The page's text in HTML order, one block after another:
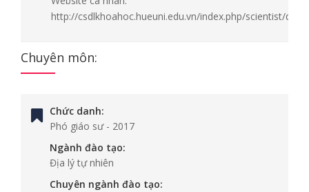
http://csdlkhoahoc.hueuni.edu.vn/index.php/scientist/
Chuyên môn:
Chức danh:
Phó giáo sư- 2017
Ngành đào tạo:
Địa lý tự nhiên
Chuyên ngành đào tạo: